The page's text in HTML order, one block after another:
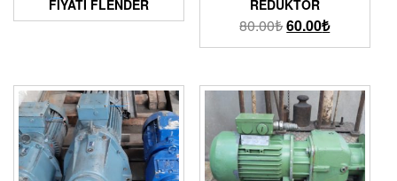
FIYATI FLENDER REDÜKTÖR
80.00₺60.00₺